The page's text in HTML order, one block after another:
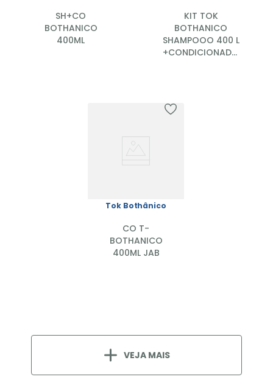
SH+CO
BOTHANICO
400ML
KIT TOK
BOTHANICO
SHAMPOOO 400 L
+CONDICIONADOR
Tok Bothânico
CO T-
BOTHANICO
400ML JAB